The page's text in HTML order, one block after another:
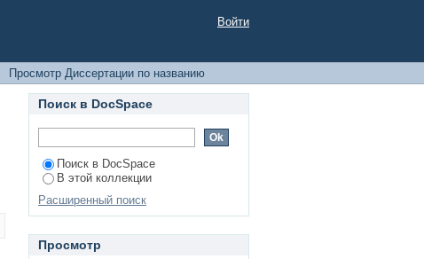
Войти
Просмотр Диссертации по названию
Поиск в DocSpace
Поиск в DocSpace
В этой коллекции
Расширенный поиск
Просмотр